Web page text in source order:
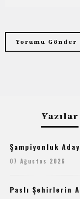
Yazılar
Şampiyonluk
07 Ağustos 2026
Paslı Şehirlerin